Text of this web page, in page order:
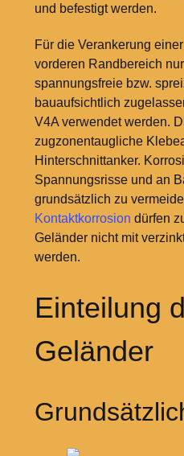
und befestigt werden.
Für die Verankerung
vorderen Randbereich
spannungsfreie bzw.
bauaufsichtlich
V4A verwendet werden.
zugzonentaugliche
Hinterschnittanker.
Spannungsrisse und an
grundsätzlich zu
Kontaktkorrosion dürfen
Geländer nicht mit
werden.
Einteilung
Geländer